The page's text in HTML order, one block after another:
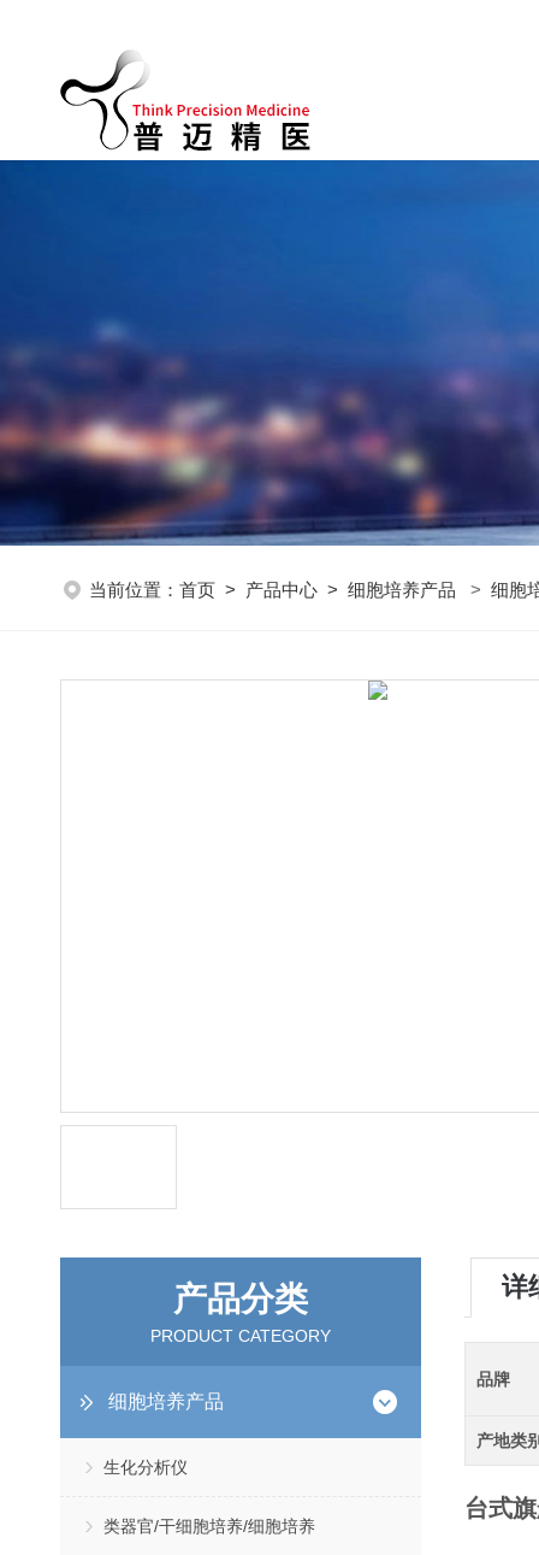
当前位置： 首页 > 产品中心 > 细胞培养产品 > 细胞
产品分类
PRODUCT CATEGORY
细胞培养产品
生化分析仪
类器官/干细胞培养/细胞培养
详
品牌
产地类
台式